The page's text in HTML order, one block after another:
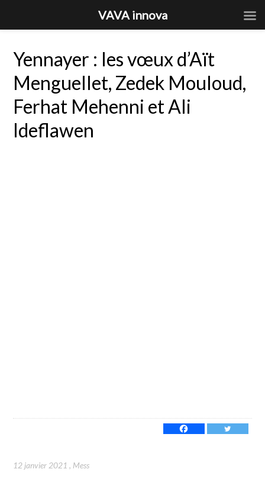
Yennayer : les vœux d’Aït
Menguellet, Zedek Mouloud,
Ferhat Mehenni et Ali
Ideflawen
12 janvier 2021 , Mess
VAVA innova